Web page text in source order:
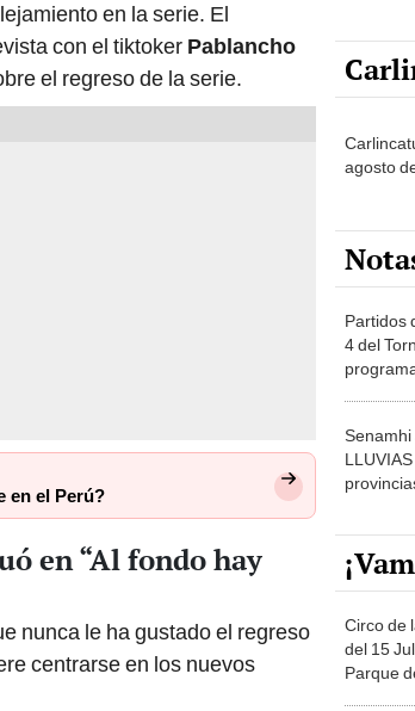
en la serie. El
con el tiktoker Pablancho
el regreso de la serie.
en el Perú?
en “Al fondo hay
nunca le ha gustado el regreso
centrarse en los nuevos
agosto
Partidos
4 del
Circo de
del 15
Parque